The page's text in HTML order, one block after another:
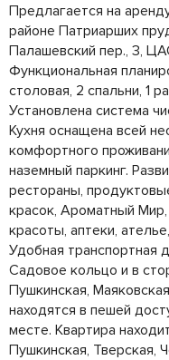
Предлагается на
районе Патриарших
Палашевский пер., 3,
Функциональная
столовая, 2 спальни, 1
Установлена система
Кухня оснащена всей
комфортного
наземный паркинг.
рестораны,
красок, Ароматный
красоты, аптеки,
Удобная транспортная
Садовое кольцо и в
Пушкинская,
находятся в пешей
месте. Квартира
Пушкинская, Тверская,